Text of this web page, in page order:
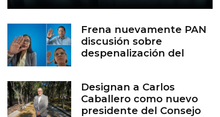
Frena nuevamente PAN
discusión sobre
despenalización del
Designan a Carlos
Caballero como nuevo
presidente del Consejo